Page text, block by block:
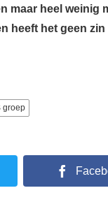
maar heel weinig
heeft het geen
groep